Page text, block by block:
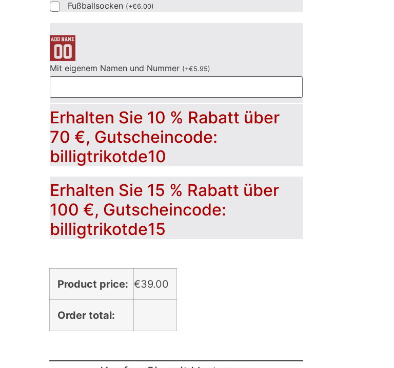
Fußballsocken (+€6.00)
Mit eigenem Namen und Nummer (+€5.95)
Erhalten Sie 10 % Rabatt über
70 €, Gutscheincode:
billigtrikotde10
Erhalten Sie 15 % Rabatt über
100 €, Gutscheincode:
billigtrikotde15
Product price: €39.00
Order total: